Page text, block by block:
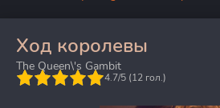
Ход королевы
The Queen\'s Gambit
4.7/5 (12 гол.)